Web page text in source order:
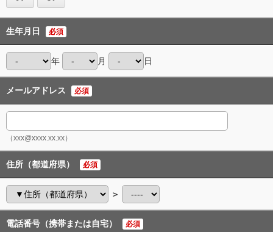
生年月日 必須
年 月 日
メールアドレス 必須
（xxx@xxxx.xx.xx）
住所（都道府県） 必須
＞
電話番号（携帯または自宅） 必須